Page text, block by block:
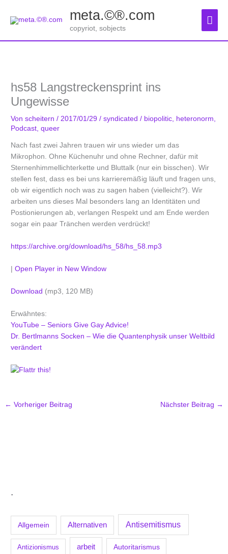
Inhalt
meta.©®.com
copyriot, sobjects
.
Allgemein Alternativen Antisemitismus
Antizionismus arbeit Autoritarismus
hs58 Langstreckensprint ins
Ungewisse
Vonscheitern/ 2017/01/29/syndicated / biopolitic heteronorm
Podcast ,queer
Nach fast zwei Jahren trauen wir uns wieder um das
Mikrophon. Ohne Küchenuhr und ohne Rechner, dafür mit
Sternenhimmellichterkette und Bluttalk (nur ein bisschen). Wir
stellen fest, dass es bei uns karrieremäßig läuft und fragen uns,
ob wir eigentlich noch was zu sagen haben (vielleicht?). Wir
arbeiten uns dieses Mal besonders lang an Identitäten und
Postionierungen ab, verlangen Respekt und am Ende werden
sogar ein paar Tränchen werden verdrückt!
https://archive.org/download/hs_58/hs_58.mp3
|Open Player in New Window
Download (mp3, 120 MB)
Erwähntes:
YouTube – Seniors Give Gay Advice!
Dr. Bertlmanns Socken – Wie die Quantenphysik unser Weltbild
verändert
← Vorheriger Beitrag Nächster Beitrag →